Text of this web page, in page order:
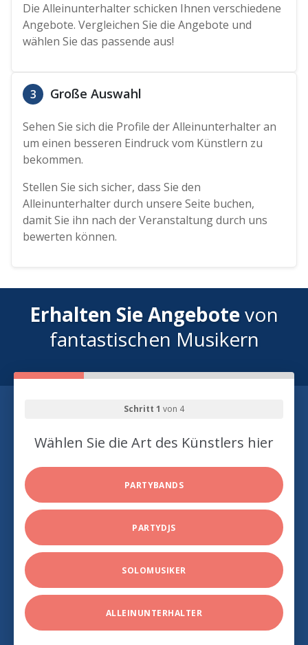
Die Alleinunterhalter schicken Ihnen verschiedene
Angebote. Vergleichen Sie die Angebote und
wählen Sie das passende aus!
3 Große Auswahl
Sehen Sie sich die Profile der Alleinunterhalter an
um einen besseren Eindruck vom Künstlern zu
bekommen.
Stellen Sie sich sicher, dass Sie den
Alleinunterhalter durch unsere Seite buchen,
damit Sie ihn nach der Veranstaltung durch uns
bewerten können.
Erhalten Sie Angebotevon
fantastischen Musikern
Schritt 1 von 4
Wählen Sie die Art des Künstlers hier
PARTYBANDS
PARTYDJS
SOLOMUSIKER
ALLEINUNTERHALTER